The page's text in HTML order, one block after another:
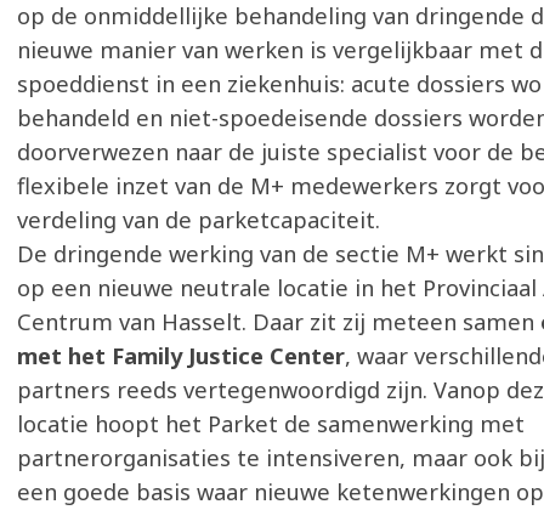
op de onmiddellijke behandeling van dringende
nieuwe manier van werken is vergelijkbaar met
spoeddienst in een ziekenhuis: acute dossiers
behandeld en niet-spoedeisende dossiers
doorverwezen naar de juiste specialist voor de
flexibele inzet van de M+ medewerkers zorgt
verdeling van de parketcapaciteit.
De dringende werking van de sectie M+ werkt
op een nieuwe neutrale locatie in het
Centrum van Hasselt. Daar zit zij meteen samen
met het Family Justice Center, waar
partners reeds vertegenwoordigd zijn. Vanop
locatie hoopt het Parket de samenwerking met
partnerorganisaties te intensiveren, maar ook
een goede basis waar nieuwe ketenwerkingen